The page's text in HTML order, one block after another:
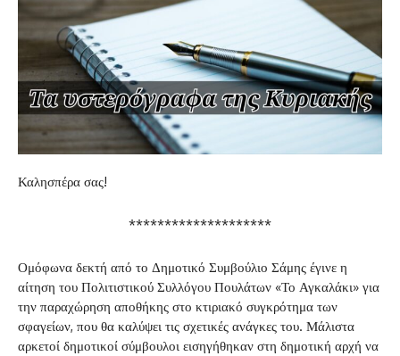
Καλησπέρα σας!
********************
Ομόφωνα δεκτή από το Δημοτικό Συμβούλιο Σάμης έγινε η
αίτηση του Πολιτιστικού Συλλόγου Πουλάτων «Το Αγκαλάκι» για
την παραχώρηση αποθήκης στο κτιριακό συγκρότημα των
σφαγείων, που θα καλύψει τις σχετικές ανάγκες του. Μάλιστα
αρκετοί δημοτικοί σύμβουλοι εισηγήθηκαν στη δημοτική αρχή να